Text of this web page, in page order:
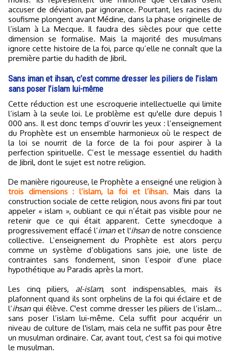
accuser de déviation, par ignorance. Pourtant, les racines du
soufisme plongent avant Médine, dans la phase originelle de
l’islam à La Mecque. Il faudra des siècles pour que cette
dimension se formalise. Mais la majorité des musulmans
ignore cette histoire de la foi, parce qu’elle ne connaît que la
première partie du hadith de Jibril.
Sans iman et ihsan, c’est comme dresser les piliers de l’islam
sans poser l’islam lui-même
Cette réduction est une escroquerie intellectuelle qui limite
l’islam à la seule loi. Le problème est qu'elle dure depuis 1
000 ans. Il est donc temps d’ouvrir les yeux : l’enseignement
du Prophète est un ensemble harmonieux où le respect de
la loi se nourrit de la force de la foi pour aspirer à la
perfection spirituelle. C’est le message essentiel du hadith
de Jibril, dont le sujet est notre religion.
De manière rigoureuse, le Prophète a enseigné une religion à
trois dimensions : l’islam, la foi et l’ihsan. Mais dans la
construction sociale de cette religion, nous avons fini par tout
appeler « islam », oubliant ce qui n’était pas visible pour ne
retenir que ce qui était apparent. Cette synecdoque a
progressivement effacé l’iman et l'ihsan de notre conscience
collective. L’enseignement du Prophète est alors perçu
comme un système d’obligations sans joie, une liste de
contraintes sans fondement, sinon l’espoir d’une place
hypothétique au Paradis après la mort.
Les cinq piliers, al-islam, sont indispensables, mais ils
plafonnent quand ils sont orphelins de la foi qui éclaire et de
l’ihsan qui élève. C'est comme dresser les piliers de l’islam…
sans poser l’islam lui-même. Cela suffit pour acquérir un
niveau de culture de l'islam, mais cela ne suffit pas pour être
un musulman ordinaire. Car, avant tout, c'est sa foi qui motive
le musulman.